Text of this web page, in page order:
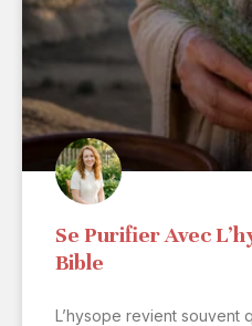
Se Purifier Avec
Bible
L’hysope revient souvent